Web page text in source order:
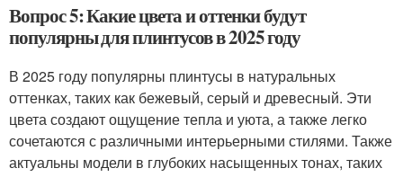
Вопрос 5: Какие цвета и оттенки будут
популярны для плинтусов в 2025 году
В 2025 году популярны плинтусы в натуральных
оттенках, таких как бежевый, серый и древесный. Эти
цвета создают ощущение тепла и уюта, а также легко
сочетаются с различными интерьерными стилями. Также
актуальны модели в глубоких насыщенных тонах, таких